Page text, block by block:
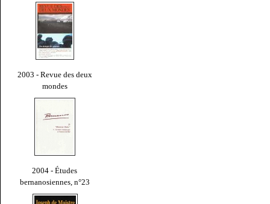
2003 - Revue des deux
mondes
2004 - Études
bernanosiennes, n°23